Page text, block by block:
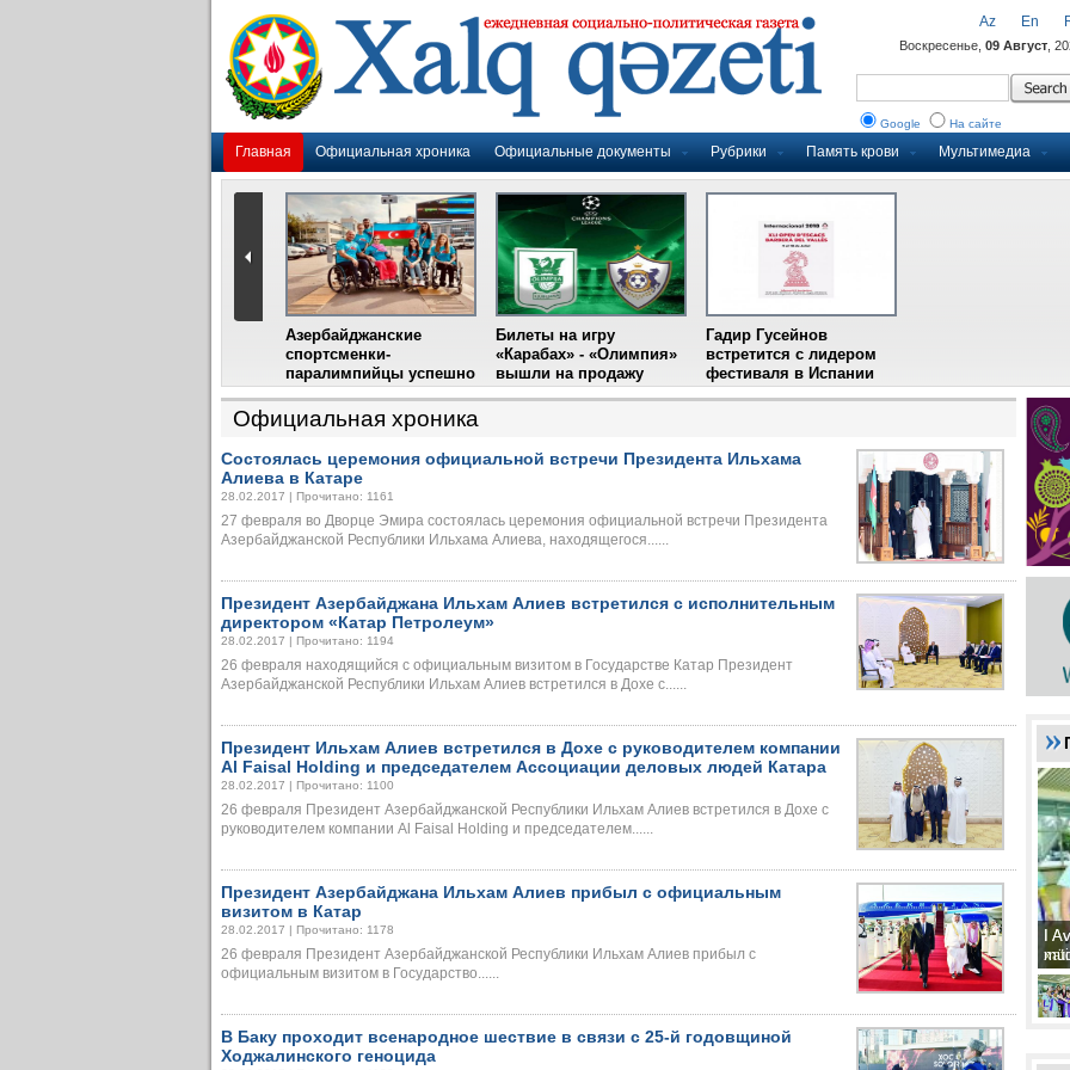
Главная Официальная хроника Официальные документы Рубрики Память крови Мультимедиа
Az En
Воскресенье, 09 Август ,
Google На сайте
Азербайджанские
спортсменки-
паралимпийцы успешно
выступили на III
Международном
фестивале парашютного
Билеты на игру
«Карабах» - «Олимпия»
вышли на продажу
Гадир Гусейнов
встретится с лидером
фестиваля в Испании
Официальная хроника
Состоялась церемония официальной встречи Президента Ильхама
Алиева в Катаре
28.02.2017 | Прочитано: 1161
27 февраля во Дворце Эмира состоялась церемония официальной встречи Президента
Азербайджанской Республики Ильхама Алиева, находящегося......
Президент Азербайджана Ильхам Алиев встретился с исполнительным
директором «Катар Петролеум»
28.02.2017 | Прочитано: 1194
26 февраля находящийся с официальным визитом в Государстве Катар Президент
Азербайджанской Республики Ильхам Алиев встретился в Дохе с......
Президент Ильхам Алиев встретился в Дохе с руководителем компании
Al Faisal Holding и председателем Ассоциации деловых людей Катара
28.02.2017 | Прочитано: 1100
26 февраля Президент Азербайджанской Республики Ильхам Алиев встретился в Дохе с
руководителем компании Al Faisal Holding и председателем......
Президент Азербайджана Ильхам Алиев прибыл с официальным
визитом в Катар
28.02.2017 | Прочитано: 1178
26 февраля Президент Азербайджанской Республики Ильхам Алиев прибыл с
официальным визитом в Государство......
В Баку проходит всенародное шествие в связи с 25-й годовщиной
Ходжалинского геноцида
II